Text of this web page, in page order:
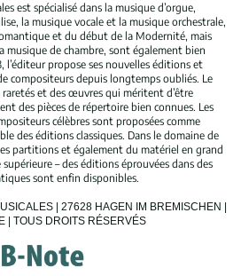
est spécialisé dans la musique d’orgue,
la musique vocale et la musique orchestrale,
et du début de la Modernité, mais
musique de chambre, sont également bien
l’éditeur propose ses nouvelles éditions et
compositeurs depuis longtemps oubliés. Le
et des œuvres qui méritent d’être
des pièces de répertoire bien connues. Les
célèbres sont proposées comme
des éditions classiques. Dans le domaine de
partitions et également du matériel en grand
– des éditions éprouvées dans des
sont enfin disponibles.
| 27628 HAGEN IM BREMISCHEN |
| TOUS DROITS RÉSERVÉS